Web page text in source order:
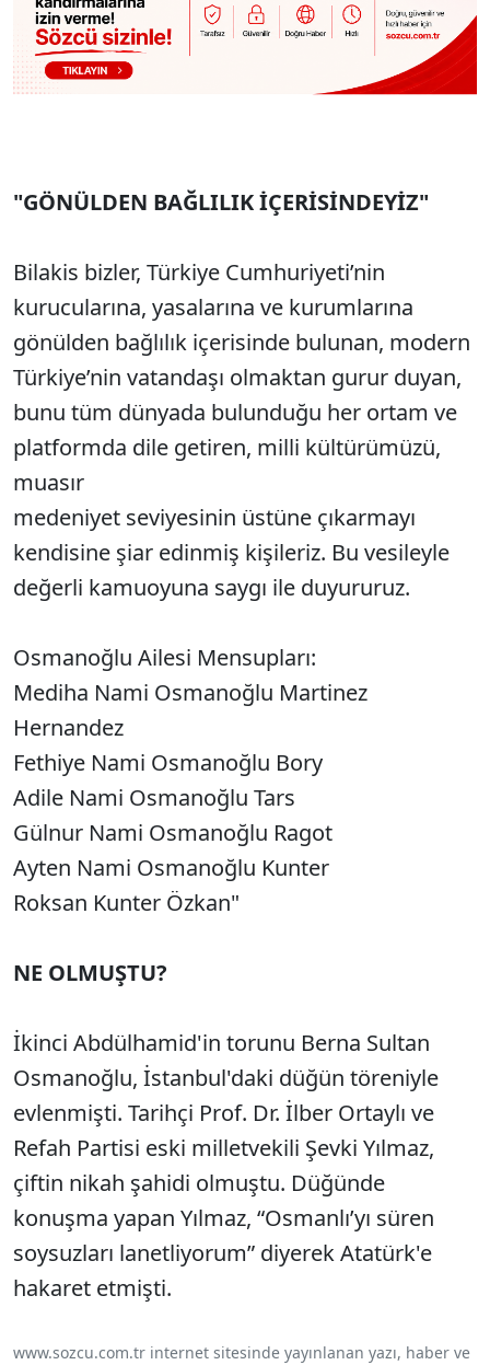
"GÖNÜLDEN BAĞLILIK İÇERİSİNDEYİZ"
Bilakis bizler, Türkiye Cumhuriyeti’nin
kurucularına, yasalarına ve kurumlarına
gönülden bağlılık içerisinde bulunan, modern
Türkiye’nin vatandaşı olmaktan gurur duyan,
bunu tüm dünyada bulunduğu her ortam ve
platformda dile getiren, milli kültürümüzü,
muasır
medeniyet seviyesinin üstüne çıkarmayı
kendisine şiar edinmiş kişileriz. Bu vesileyle
değerli kamuoyuna saygı ile duyururuz.
Osmanoğlu Ailesi Mensupları:
Mediha Nami Osmanoğlu Martinez
Hernandez
Fethiye Nami Osmanoğlu Bory
Adile Nami Osmanoğlu Tars
Gülnur Nami Osmanoğlu Ragot
Ayten Nami Osmanoğlu Kunter
Roksan Kunter Özkan"
NE OLMUŞTU?
İkinci Abdülhamid'in torunu Berna Sultan
Osmanoğlu, İstanbul'daki düğün töreniyle
evlenmişti. Tarihçi Prof. Dr. İlber Ortaylı ve
Refah Partisi eski milletvekili Şevki Yılmaz,
çiftin nikah şahidi olmuştu. Düğünde
konuşma yapan Yılmaz, “Osmanlı’yı süren
soysuzları lanetliyorum” diyerek Atatürk'e
hakaret etmişti.
www.sozcu.com.tr internet sitesinde yayınlanan yazı, haber ve